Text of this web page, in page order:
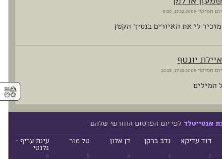
יום חמישי
לי את האיורים בנסיך הקטן
איילת יונטף
יום חמישי
המילים
אנטייטלד לפי יום הפרסום החודשי שלהם
2
דוד עדיקא
3
נדב ברקן
4
דן אלון
5
טל מור
6
עינת עריף -
גלנטי
⚥︎